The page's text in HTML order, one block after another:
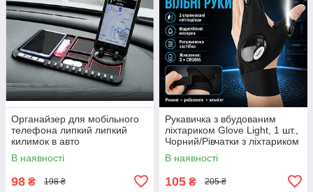
Органайзер для мобільного
телефона липкий липкий
килимок в авто
В наявності
98 ₴ 198 ₴
Рукавичка з вбудованим
ліхтариком Glove Light, 1 шт.,
Чорний/Рівчатки з ліхтариком
В наявності
105 ₴ 205 ₴